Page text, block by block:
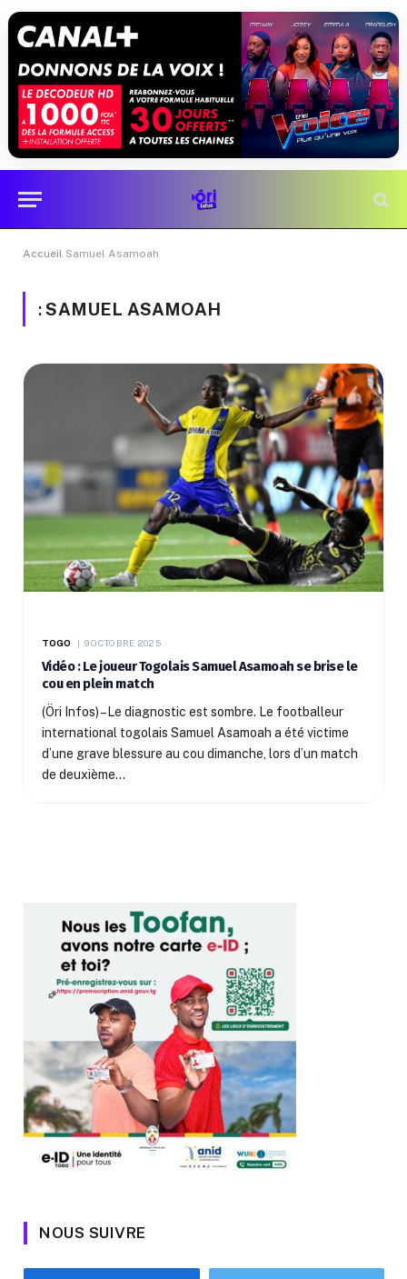
Accueil Samuel Asamoah
:SAMUEL ASAMOAH
TOGO 9 OCTOBRE 2025
Vidéo : Le joueur Togolais Samuel Asamoah se brise le
cou en plein match
(Öri Infos) –Le diagnostic est sombre. Le footballeur
international togolais Samuel Asamoah a été victime
d’une grave blessure au cou dimanche, lors d’un match
de deuxième…
NOUS SUIVRE